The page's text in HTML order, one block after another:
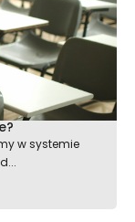
w systemie